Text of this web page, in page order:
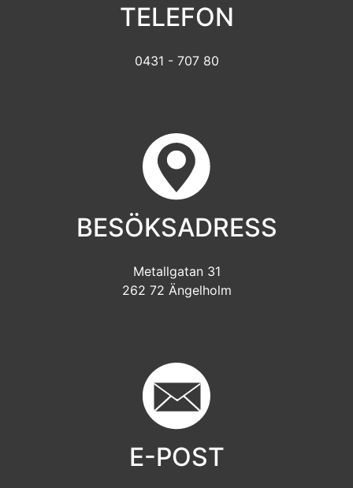
TELEFON
0431 - 707 80
BESÖKSADRESS
Metallgatan 31
262 72 Ängelholm
E-POST